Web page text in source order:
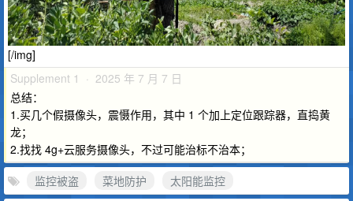
[/img]
Supplement 1 · 2025 年 7 月 7 日
总结：
1.买几个假摄像头，震慑作用，其中 1 个加上定位跟踪器，直捣黄
龙；
2.找找 4g+云服务摄像头，不过可能治标不治本；
监控被盗
菜地防护
太阳能监控